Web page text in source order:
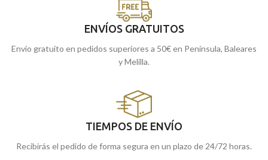
ENVÍOS GRATUITOS
Envío gratuito en pedidos superiores a 50€ en Península, Baleares
y Melilla.
TIEMPOS DE ENVÍO
Recibirás el pedido de forma segura en un plazo de 24/72 horas.